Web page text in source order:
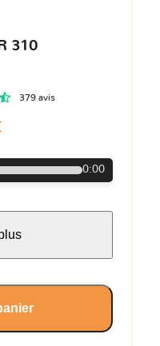
310
379 avis
0:00